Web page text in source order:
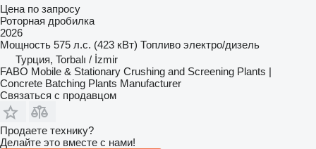
Цена по запросу
Роторная дробилка
2026
Мощность 575 л.с. (423 кВт) Топливо электро/дизель
Турция, Torbalı / İzmir
FABO Mobile & Stationary Crushing and Screening Plants |
Concrete Batching Plants Manufacturer
Связаться с продавцом
Продаете технику?
Делайте это вместе с нами!